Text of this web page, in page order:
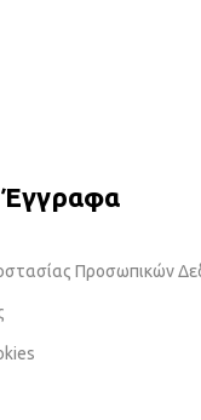
Έγγραφα
Προσωπικών